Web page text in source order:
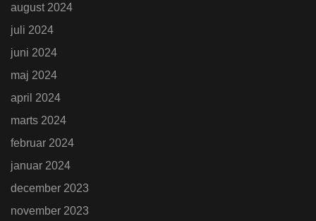
august 2024
juli 2024
juni 2024
maj 2024
april 2024
marts 2024
februar 2024
januar 2024
december 2023
november 2023